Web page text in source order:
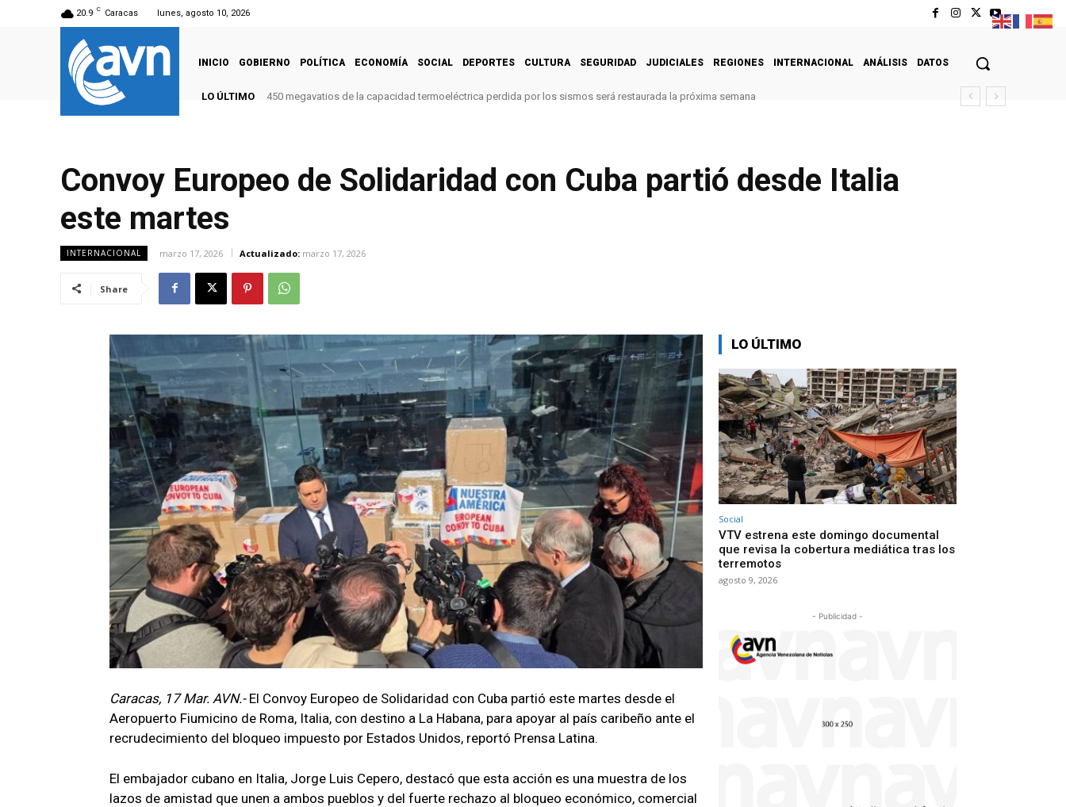
20.9 C Caracas lunes, agosto 10, 2026
INICIO GOBIERNO POLÍTICA ECONOMÍA SOCIAL DEPORTES CULTURA SEGURIDAD JUDICIALES REGIONES INTERNACIONAL ANÁLISIS DATOS
LO ÚLTIMO 450 megavatios de la capacidad termoeléctrica perdida por los sismos será restaurada la próxima semana
Convoy Europeo de Solidaridad con Cuba partió desde Italia
este martes
INTERNACIONAL marzo 17, 2026 Actualizado: marzo 17, 2026
Share
Caracas, 17 Mar. AVN.-El Convoy Europeo de Solidaridad con Cuba partió este martes desde el
Aeropuerto Fiumicino de Roma, Italia, con destino a La Habana, para apoyar al país caribeño ante el
recrudecimiento del bloqueo impuesto por Estados Unidos, reportó Prensa Latina.
El embajador cubano en Italia, Jorge Luis Cepero, destacó que esta acción es una muestra de los
lazos de amistad que unen a ambos pueblos y del fuerte rechazo al bloqueo económico, comercial
LO ÚLTIMO
Social
VTV estrena este domingo documental
que revisa la cobertura mediática tras los
terremotos
agosto 9, 2026
- Publicidad -